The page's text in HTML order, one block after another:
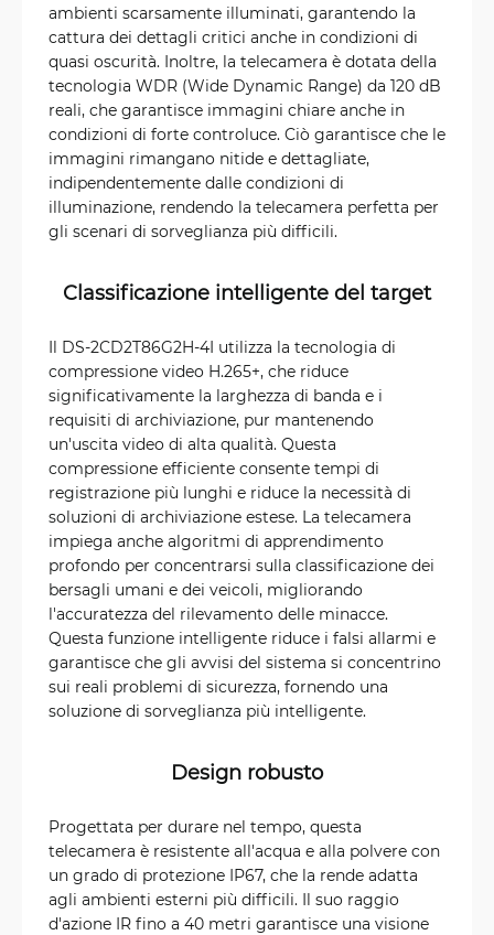
ambienti scarsamente illuminati, garantendo la
cattura dei dettagli critici anche in condizioni di
quasi oscurità. Inoltre, la telecamera è dotata della
tecnologia WDR (Wide Dynamic Range) da 120 dB
reali, che garantisce immagini chiare anche in
condizioni di forte controluce. Ciò garantisce che le
immagini rimangano nitide e dettagliate,
indipendentemente dalle condizioni di
illuminazione, rendendo la telecamera perfetta per
gli scenari di sorveglianza più difficili.
Classificazione intelligente del target
Il DS-2CD2T86G2H-4I utilizza la tecnologia di
compressione video H.265+, che riduce
significativamente la larghezza di banda e i
requisiti di archiviazione, pur mantenendo
un'uscita video di alta qualità. Questa
compressione efficiente consente tempi di
registrazione più lunghi e riduce la necessità di
soluzioni di archiviazione estese. La telecamera
impiega anche algoritmi di apprendimento
profondo per concentrarsi sulla classificazione dei
bersagli umani e dei veicoli, migliorando
l'accuratezza del rilevamento delle minacce.
Questa funzione intelligente riduce i falsi allarmi e
garantisce che gli avvisi del sistema si concentrino
sui reali problemi di sicurezza, fornendo una
soluzione di sorveglianza più intelligente.
Design robusto
Progettata per durare nel tempo, questa
telecamera è resistente all'acqua e alla polvere con
un grado di protezione IP67, che la rende adatta
agli ambienti esterni più difficili. Il suo raggio
d'azione IR fino a 40 metri garantisce una visione